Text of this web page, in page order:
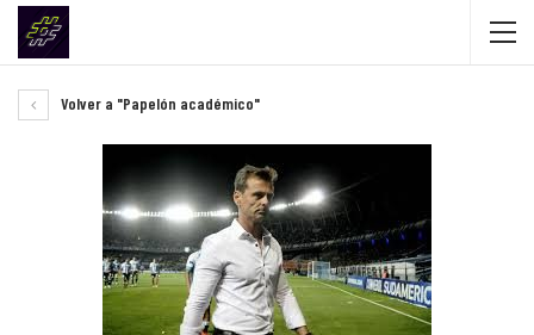
Volver a "Papelón académico"